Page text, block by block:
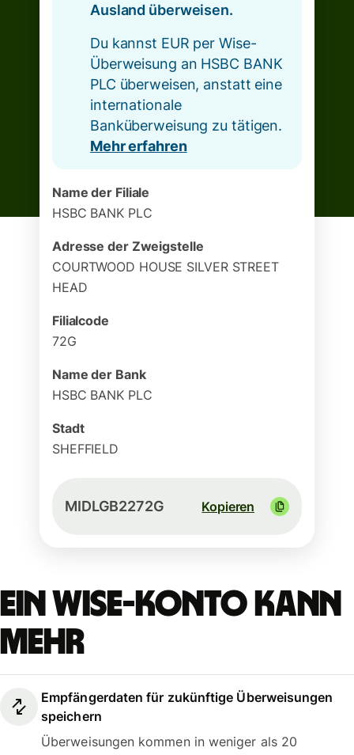
Ausland überweisen.
Du kannst EUR per Wise-
Überweisung an HSBC BANK
PLC überweisen, anstatt eine
internationale
Banküberweisung zu tätigen.
Mehr erfahren
Name der Filiale
HSBC BANK PLC
Adresse der Zweigstelle
COURTWOOD HOUSE SILVER STREET
HEAD
Filialcode
72G
Name der Bank
HSBC BANK PLC
Stadt
SHEFFIELD
MIDLGB2272G Kopieren
Ein Wise-Konto kann
mehr
Empfängerdaten für zukünftige Überweisungen
speichern
Überweisungen kommen in weniger als 20